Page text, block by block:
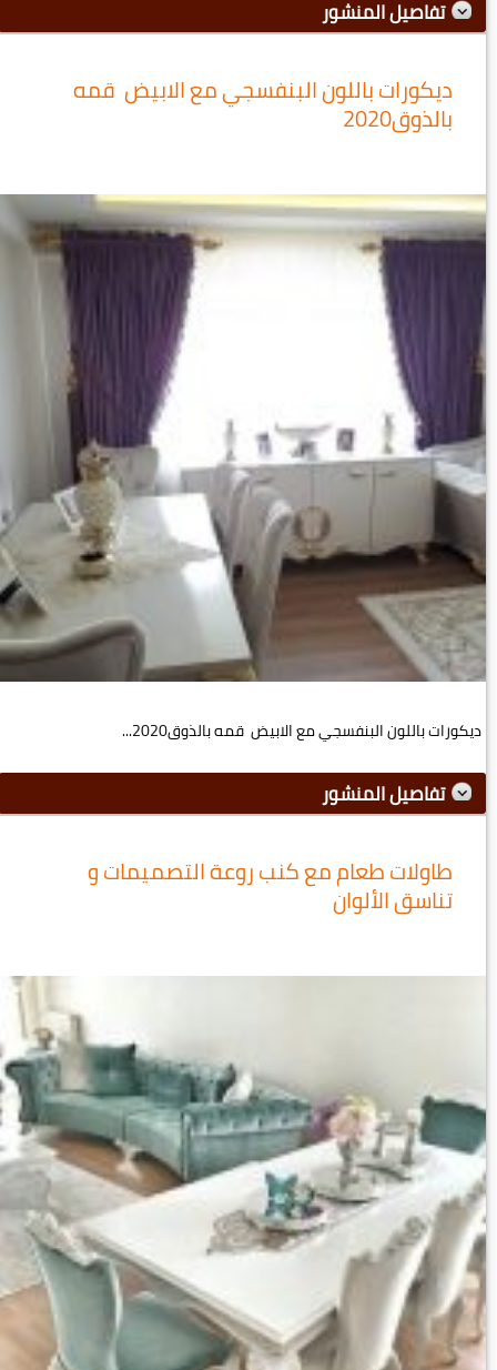
تفاصيل المنشور
ديكورات باللون البنفسجي مع الابيض قمه
بالذوق2020
ديكورات باللون البنفسجي مع الابيض قمه بالذوق2020...
تفاصيل المنشور
طاولات طعام مع كنب روعة التصميمات و
تناسق الألوان